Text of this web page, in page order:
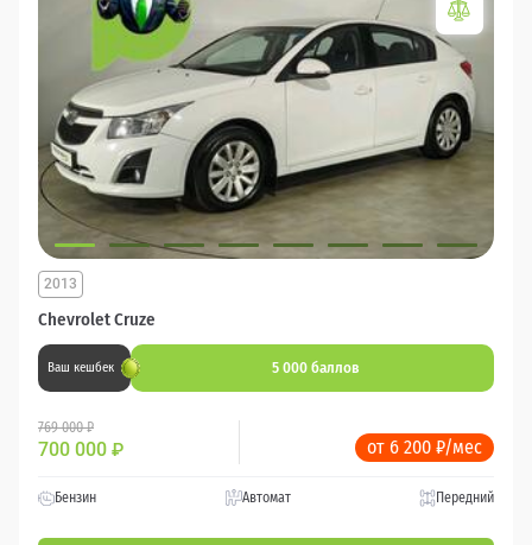
Chevrolet Cruze
2013
Ваш кешбек 5 000 баллов
769 000 ₽
700 000 ₽ от 6 200 ₽/мес
Бензин Автомат Передний